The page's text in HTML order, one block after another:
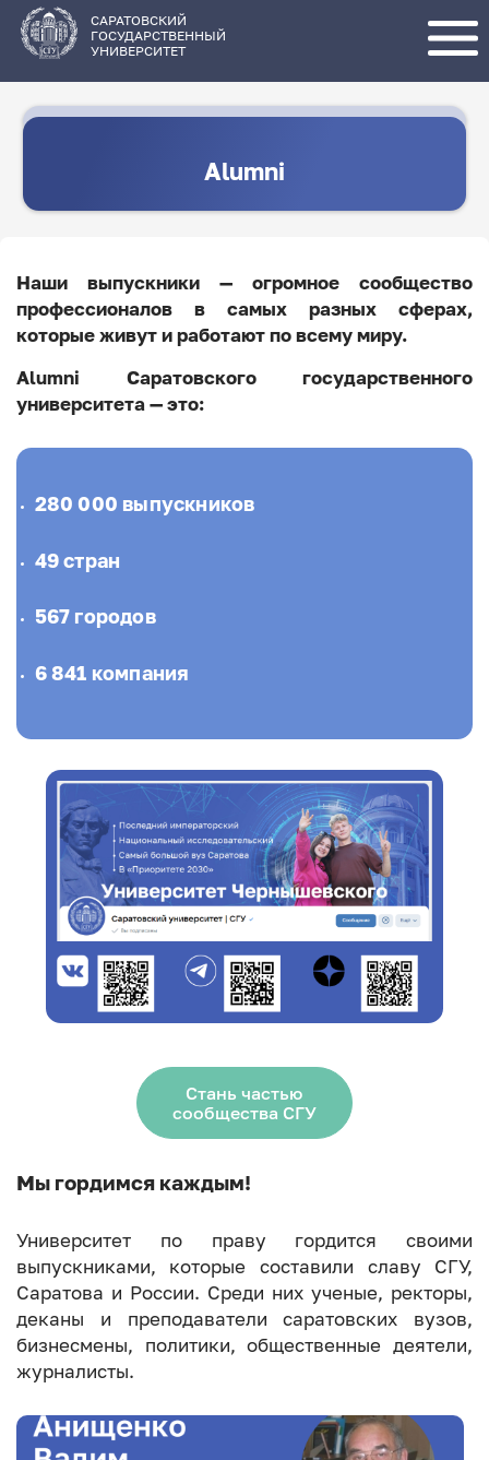
основному
содержанию
САРАТОВСКИЙ
ГОСУДАРСТВЕННЫЙ
УНИВЕРСИТЕТ
Alumni
Наши выпускники — огромное сообщество
профессионалов в самых разных сферах,
которые живут и работают по всему миру.
Alumni Саратовского государственного
университета — это:
280 000 выпускников
49 стран
567 городов
6 841 компания
Стань частью
сообщества СГУ
Мы гордимся каждым!
Университет по праву гордится своими
выпускниками, которые составили славу СГУ,
Саратова и России. Среди них ученые, ректоры,
деканы и преподаватели саратовских вузов,
бизнесмены, политики, общественные деятели,
журналисты.